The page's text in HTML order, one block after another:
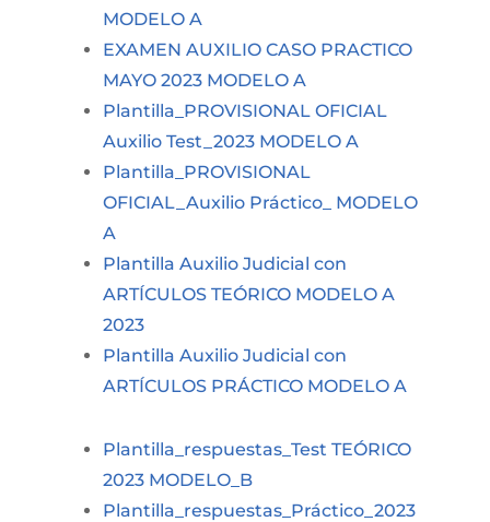
MODELO A
EXAMEN AUXILIO CASO PRACTICO
MAYO 2023 MODELO A
Plantilla_PROVISIONAL OFICIAL
Auxilio Test_2023 MODELO A
Plantilla_PROVISIONAL
OFICIAL_Auxilio Práctico_ MODELO
A
Plantilla Auxilio Judicial con
ARTÍCULOS TEÓRICO MODELO A
2023
Plantilla Auxilio Judicial con
ARTÍCULOS PRÁCTICO MODELO A
Plantilla_respuestas_Test TEÓRICO
2023 MODELO_B
Plantilla_respuestas_Práctico_2023